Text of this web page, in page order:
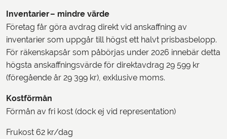
Inventarier – mindre värde
Företag får göra avdrag direkt vid anskaffning av
inventarier som uppgår till högst ett halvt prisbasbelopp.
För räkenskapsår som påbörjas under 2026 innebär detta
högsta anskaffningsvärde för direktavdrag 29 599 kr
(föregående år 29 399 kr), exklusive moms.
Kostförmån
Förmån av fri kost (dock ej vid representation)
Frukost 62 kr/dag